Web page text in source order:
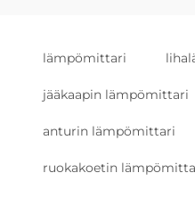
lämpömittari
jääkaapin lämpömittari
anturin lämpömittari
ruokakoetin